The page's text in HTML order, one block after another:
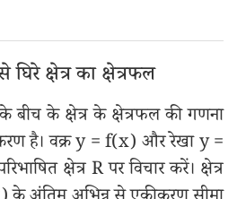
क्षेत्र का क्षेत्रफल
बीच के क्षेत्र के क्षेत्रफल की गणना
है। वक्र y = f(x) और रेखा y =
क्षेत्र R पर विचार करें। क्षेत्र